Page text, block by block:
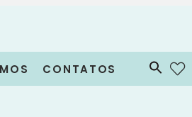
CONTATOS